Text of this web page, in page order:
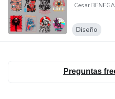
Únete a mi comunidad
vectores y plantillas pueden
nivel superior. ¡Espero verte
Cesar
Diseño
Preguntas